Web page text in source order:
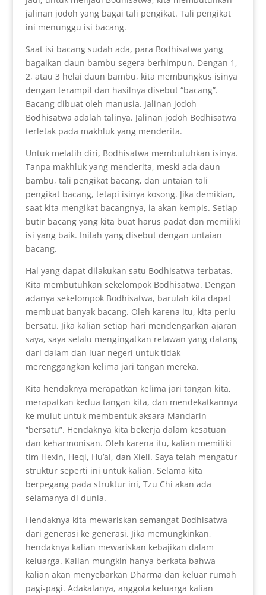
jalinan jodoh yang bagai tali pengikat. Tali pengikat
ini menunggu isi bacang.
Saat isi bacang sudah ada, para Bodhisatwa yang
bagaikan daun bambu segera berhimpun. Dengan 1,
2, atau 3 helai daun bambu, kita membungkus isinya
dengan terampil dan hasilnya disebut “bacang”.
Bacang dibuat oleh manusia. Jalinan jodoh
Bodhisatwa adalah talinya. Jalinan jodoh Bodhisatwa
terletak pada makhluk yang menderita.
Untuk melatih diri, Bodhisatwa membutuhkan isinya.
Tanpa makhluk yang menderita, meski ada daun
bambu, tali pengikat bacang, dan untaian tali
pengikat bacang, tetapi isinya kosong. Jika demikian,
saat kita mengikat bacangnya, ia akan kempis. Setiap
butir bacang yang kita buat harus padat dan memiliki
isi yang baik. Inilah yang disebut dengan untaian
bacang.
Hal yang dapat dilakukan satu Bodhisatwa terbatas.
Kita membutuhkan sekelompok Bodhisatwa. Dengan
adanya sekelompok Bodhisatwa, barulah kita dapat
membuat banyak bacang. Oleh karena itu, kita perlu
bersatu. Jika kalian setiap hari mendengarkan ajaran
saya, saya selalu mengingatkan relawan yang datang
dari dalam dan luar negeri untuk tidak
merenggangkan kelima jari tangan mereka.
Kita hendaknya merapatkan kelima jari tangan kita,
merapatkan kedua tangan kita, dan mendekatkannya
ke mulut untuk membentuk aksara Mandarin
“bersatu”. Hendaknya kita bekerja dalam kesatuan
dan keharmonisan. Oleh karena itu, kalian memiliki
tim Hexin, Heqi, Hu’ai, dan Xieli. Saya telah mengatur
struktur seperti ini untuk kalian. Selama kita
berpegang pada struktur ini, Tzu Chi akan ada
selamanya di dunia.
Hendaknya kita mewariskan semangat Bodhisatwa
dari generasi ke generasi. Jika memungkinkan,
hendaknya kalian mewariskan kebajikan dalam
keluarga. Kalian mungkin hanya berkata bahwa
kalian akan menyebarkan Dharma dan keluar rumah
pagi-pagi. Adakalanya, anggota keluarga kalian